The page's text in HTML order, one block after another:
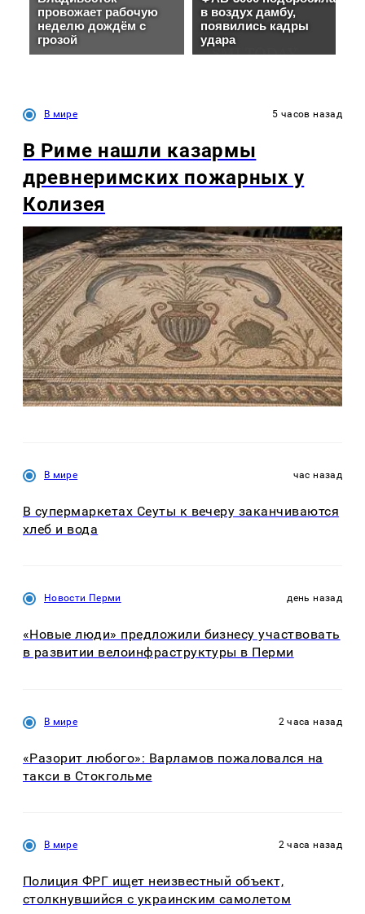
В мире 5 часов назад
В Риме нашли казармы
древнеримских пожарных у
Колизея
В мире час назад
В супермаркетах Сеуты к вечеру заканчиваются
хлеб и вода
Новости Перми день назад
«Новые люди» предложили бизнесу участвовать
в развитии велоинфраструктуры в Перми
В мире 2 часа назад
«Разорит любого»: Варламов пожаловался на
такси в Стокгольме
В мире 2 часа назад
Полиция ФРГ ищет неизвестный объект,
столкнувшийся с украинским самолетом